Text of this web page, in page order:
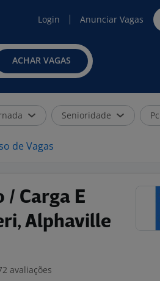
Login Anunciar Vagas
ACHAR VAGAS
Senioridade
de Vagas
Carga E
Alphaville
avaliações